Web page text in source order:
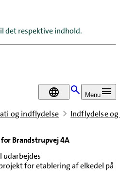
det respektive indhold.
DA Menu
og indflydelse Indflydelse
Brandstrupvej 4A
udarbejdes
for etablering af elkedel på